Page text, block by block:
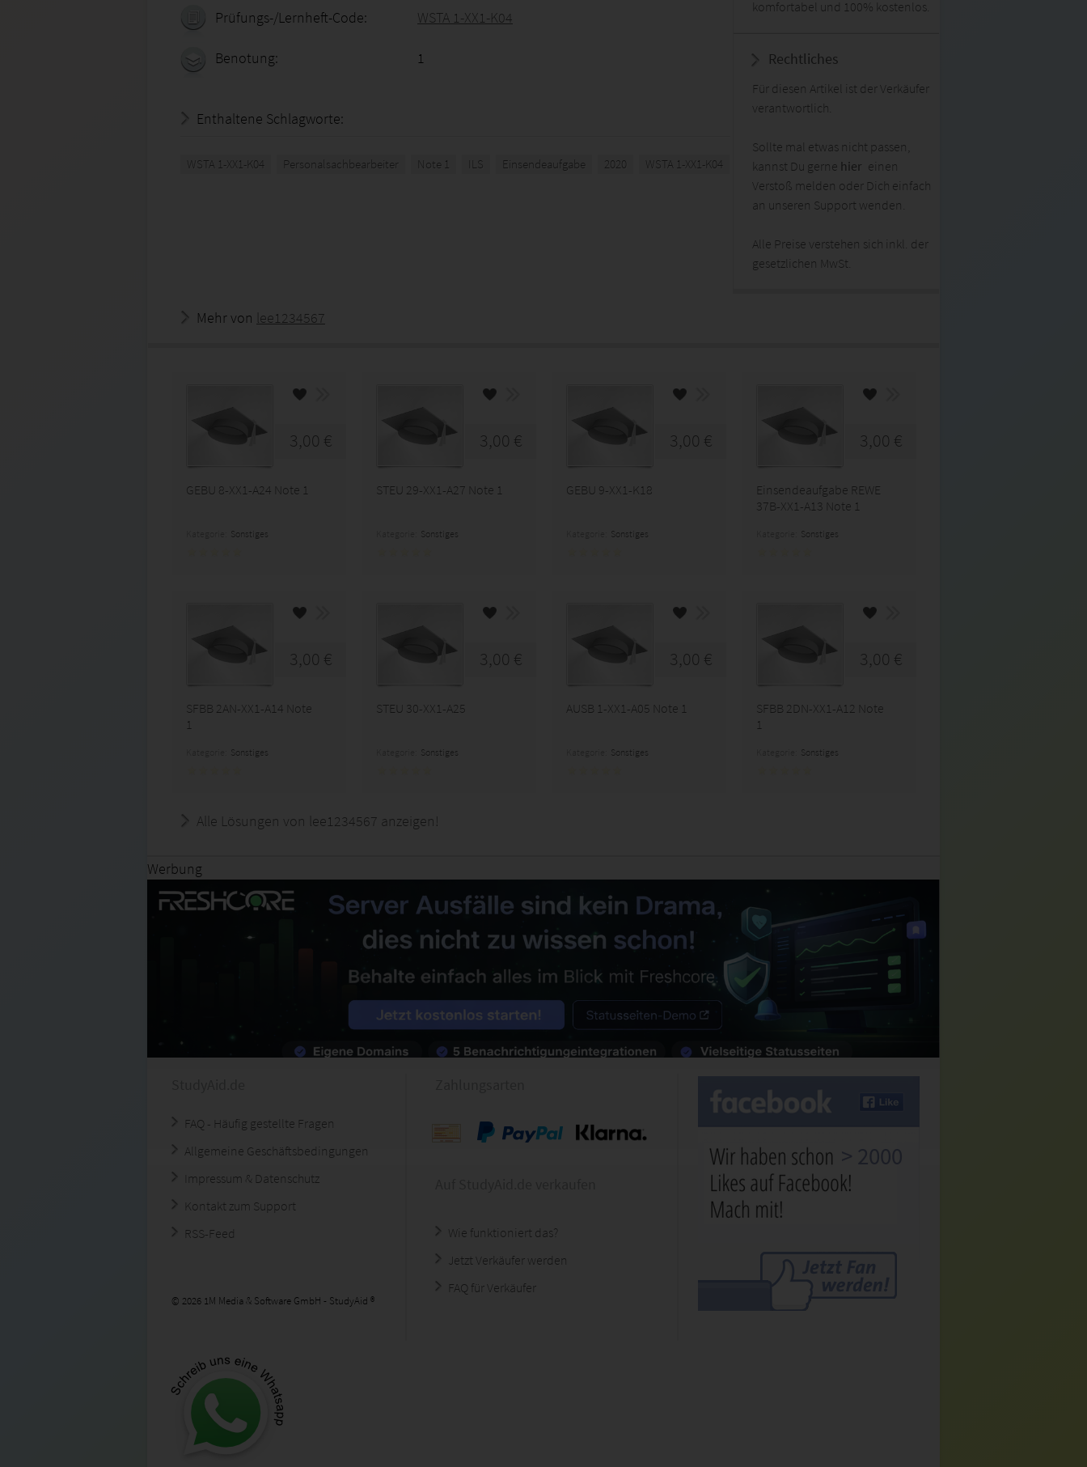
Prüfungs-/Lernheft-Code: WSTA 1-XX1-K04
Benotung: 1
Enthaltene Schlagworte:
WSTA 1-XX1-K04 Personalsachbearbeiter Note 1 ILS Einsendeaufgabe 2020 WSTA 1-XX1-K04
komfortabel und 100% kostenlos.
Rechtliches
Für diesen Artikel ist der Verkäufer
verantwortlich.
Sollte mal etwas nicht passen,
kannst Du gerne hier einen
Verstoß melden oder Dich einfach
an unseren Support wenden.
Alle Preise verstehen sich inkl. der
gesetzlichen MwSt.
Mehr von lee1234567
3,00 €
GEBU 8-XX1-A24 Note 1
Sonstiges
3,00 €
STEU 29-XX1-A27 Note 1
Sonstiges
3,00 €
GEBU 9-XX1-K18
Sonstiges
3,00 €
Einsendeaufgabe REWE
37B-XX1-A13 Note 1
Sonstiges
3,00 €
SFBB 2AN-XX1-A14 Note
1
Sonstiges
3,00 €
STEU 30-XX1-A25
Sonstiges
3,00 €
AUSB 1-XX1-A05 Note 1
Sonstiges
3,00 €
SFBB 2DN-XX1-A12 Note
1
Sonstiges
Alle Lösungen von lee1234567 anzeigen!
Werbung
FAQ - Häufig gestellte Fragen
Allgemeine Geschäftsbedingungen
Impressum & Datenschutz
Kontakt zum Support
RSS-Feed
© 2026 1M Media & Software GmbH - StudyAid ®
Wie funktioniert das?
Jetzt Verkäufer werden
FAQ für Verkäufer
> 2000